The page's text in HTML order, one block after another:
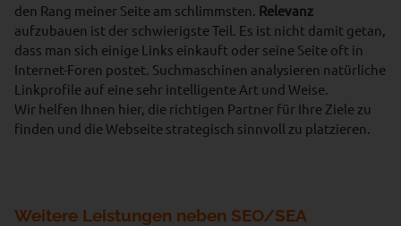
den Rang meiner Seite am schlimmsten. Relevanz
aufzubauen ist der schwierigste Teil. Es ist nicht damit getan,
dass man sich einige Links einkauft oder seine Seite oft in
Internet-Foren postet. Suchmaschinen analysieren natürliche
Linkprofile auf eine sehr intelligente Art und Weise.
Wir helfen Ihnen hier, die richtigen Partner für Ihre Ziele zu
finden und die Webseite strategisch sinnvoll zu platzieren.
Weitere Leistungen neben SEO/SEA